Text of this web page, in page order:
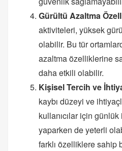
Gürültü Azaltma
aktiviteleri, yüksek
olabilir. Bu tür
azaltma özelliklerine
daha etkili olabilir.
Kişisel Tercih ve
kaybı düzeyi ve
kullanıcılar için
yaparken de yeterli
farklı özelliklere sahip